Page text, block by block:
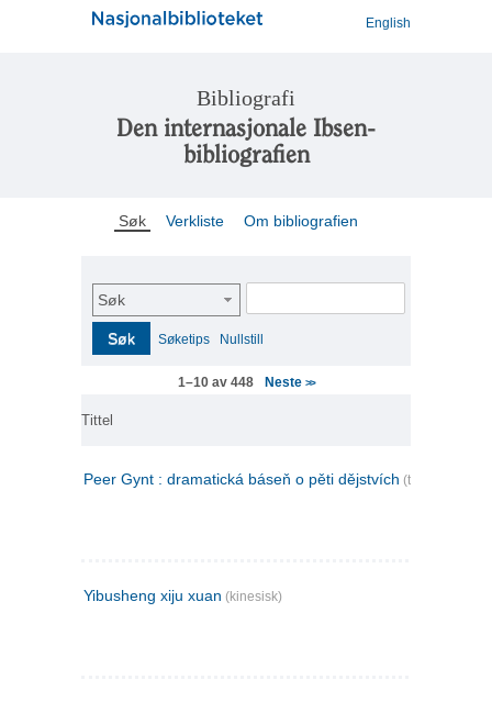
English
Bibliografi
Den internasjonale Ibsen-
bibliografien
Søk Verkliste Om bibliografien
Søk
Søk Søketips Nullstill
1–10 av 448 Neste >>
Tittel
Peer Gynt : dramatická báseň o pěti dějstvích (tsjekkisk)
Yibusheng xiju xuan (kinesisk)